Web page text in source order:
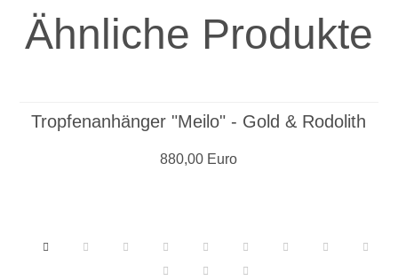
Ähnliche Produkte
Tropfenanhänger "Meilo" - Gold & Rodolith
880,00 Euro